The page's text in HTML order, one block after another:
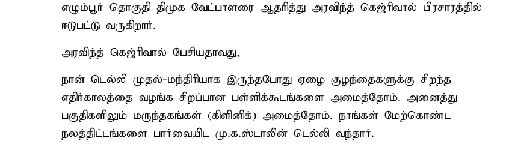
எழும்பூர் தொகுதி திமுக வேட்பாளரை ஆதரித்து அரவிந்த் கெஜ்ரிவால் பிரசாரத்தில்
ஈடுபட்டு வருகிறார்.
அரவிந்த் கெஜ்ரிவால் பேசியதாவது,
நான் டெல்லி முதல்-மந்திரியாக இருந்தபோது ஏழை குழந்தைகளுக்கு சிறந்த
எதிர்காலத்தை வழங்க சிறப்பான பள்ளிக்கூடங்களை அமைத்தோம். அனைத்து
பகுதிகளிலும் மருந்தகங்கள் (கிளினிக்) அமைத்தோம். நாங்கள் மேற்கொண்ட
நலத்திட்டங்களை பார்வையிட மு.க.ஸ்டாலின் டெல்லி வந்தார்.